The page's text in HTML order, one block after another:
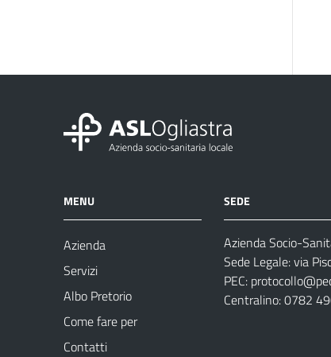
MENU
Azienda
Servizi
Albo Pretorio
Come fare per
Contatti
SEDE
Azienda Socio-
Sede Legale: via
PEC:
Centralino: 0782